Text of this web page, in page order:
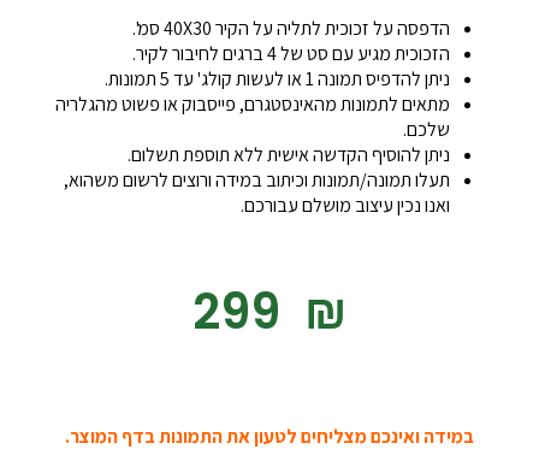
הדפסה על זכוכית לתליה על הקיר 40X30 סמ'.
הזכוכית מגיע עם סט של 4 ברגים לחיבור לקיר.
ניתן להדפיס תמונה 1 או לעשות קולג' עד 5 תמונות.
מתאים לתמונות מהאינסטגרם, פייסבוק או פשוט מהגלריה
שלכם.
ניתן להוסיף הקדשה אישית ללא תוספת תשלום.
תעלו תמונה/תמונות וכיתוב במידה ורוצים לרשום משהוא,
ואנו נכין עיצוב מושלם עבורכם.
‎299 ₪
במידה ואינכם מצליחים לטעון את התמונות בדף המוצר.